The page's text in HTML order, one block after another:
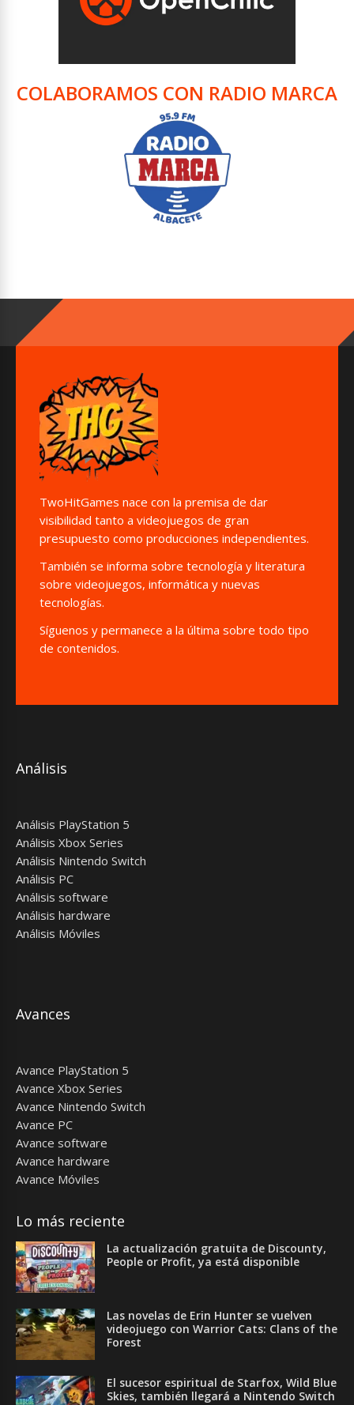
COLABORAMOS CON RADIO MARCA
TwoHitGames nace con la premisa de dar
visibilidad tanto a videojuegos de gran
presupuesto como producciones independientes.
También se informa sobre tecnología y literatura
sobre videojuegos, informática y nuevas
tecnologías.
Síguenos y permanece a la última sobre todo tipo
de contenidos.
Análisis
Análisis PlayStation 5
Análisis Xbox Series
Análisis Nintendo Switch
Análisis PC
Análisis software
Análisis hardware
Análisis Móviles
Avances
Avance PlayStation 5
Avance Xbox Series
Avance Nintendo Switch
Avance PC
Avance software
Avance hardware
Avance Móviles
Lo más reciente
La actualización gratuita de Discounty,
People or Profit, ya está disponible
Las novelas de Erin Hunter se vuelven
videojuego con Warrior Cats: Clans of the
Forest
El sucesor espiritual de Starfox, Wild Blue
Skies, también llegará a Nintendo Switch